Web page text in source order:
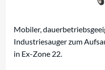
Mobiler,
Industriesauger zum
in Ex-Zone 22.